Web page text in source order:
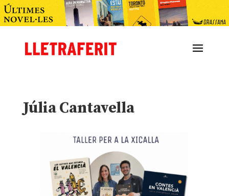
Júlia Cantavella